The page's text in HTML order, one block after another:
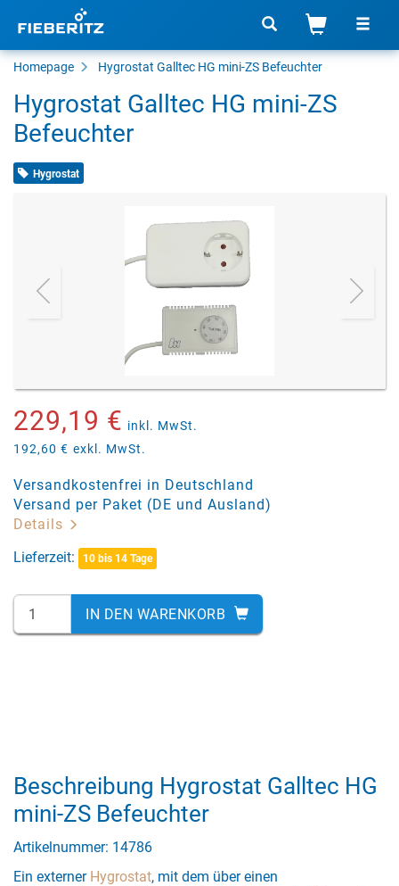
Homepage Hygrostat Galltec HG mini-ZS Befeuchter
Hygrostat Galltec HG mini-ZS
Befeuchter
Hygrostat
229,19 € inkl. MwSt.
192,60 € exkl. MwSt.
Versandkostenfrei in Deutschland
Versand per Paket (DE und Ausland)
Details
Lieferzeit:
10 bis 14 Tage
IN DEN WARENKORB
Beschreibung Hygrostat Galltec HG
mini-ZS Befeuchter
Artikelnummer: 14786
Ein externer Hygrostat, mit dem über einen